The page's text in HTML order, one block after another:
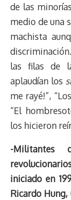
de las
medio de una
machista
las filas de
aplaudían los
me rayé!”,
“El
los hicieron
-Militantes
iniciado en
Ricardo Hung,